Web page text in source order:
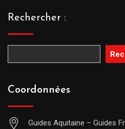
Rechercher :
Coordonnées
Guides Aquitaine – Guides